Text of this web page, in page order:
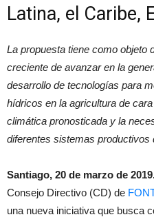
Latina, el Caribe,
La propuesta tiene como objeto
creciente de avanzar en la
desarrollo de tecnologías para
hídricos en la agricultura de
climática pronosticada y la
diferentes sistemas productivos
Santiago, 20 de marzo de
Consejo Directivo (CD) de
una nueva iniciativa que busca